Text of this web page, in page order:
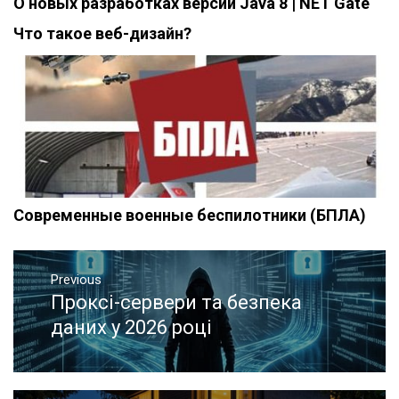
Что такое веб-дизайн?
Современные военные беспилотники (БПЛА)
Навигация
по
записям
Previous
Previous
post:
Проксі-сервери та безпека
даних у 2026 році